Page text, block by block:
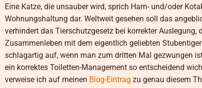
Eine Katze, die unsauber wird, sprich Harn- und/oder
Wohnungshaltung dar. Weltweit gesehen soll das
verhindert das Tierschutzgesetz bei korrekter
Zusammenleben mit dem eigentlich geliebten
schlagartig auf, wenn man zum dritten Mal gezwungen
ein korrektes Toiletten-Management so entscheidend
verweise ich auf meinen Blog-Eintrag zu genau diesem